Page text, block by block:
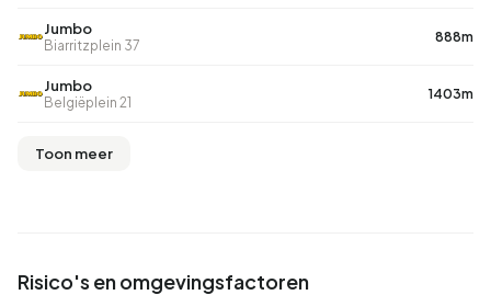
Jumbo
Biarritzplein 37
888m
Jumbo
Belgiëplein 21
1403m
Toon meer
Risico's en omgevingsfactoren